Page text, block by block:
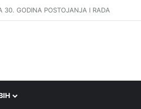
ZDK izvršili 24 inspekcijska nadzora